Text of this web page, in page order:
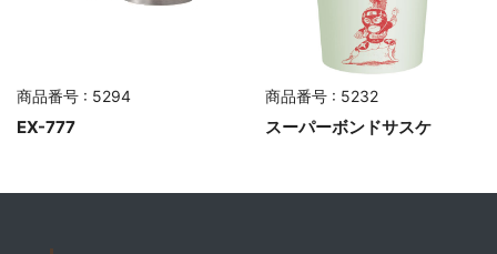
商品番号 : 5294
EX-777
商品番号 : 5232
スーパーボンドサスケ